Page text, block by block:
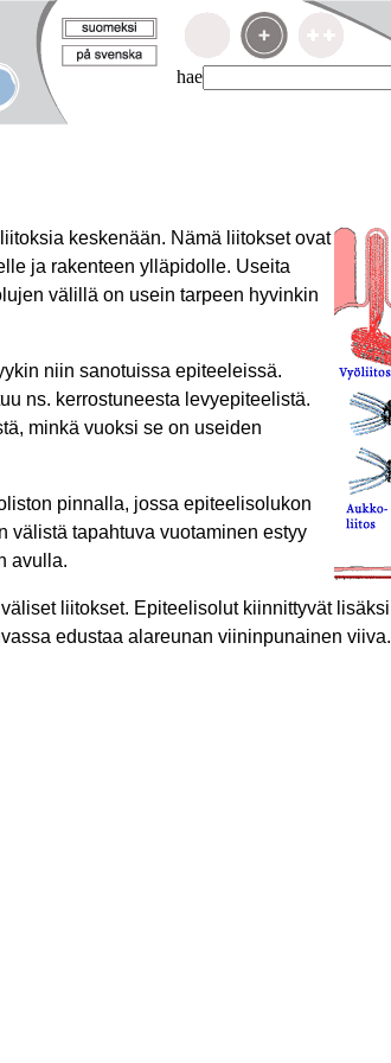
hae
keskenään. Nämä liitokset ovat
ja rakenteen ylläpidolle. Useita
välillä on usein tarpeen hyvinkin
niin sanotuissa epiteeleissä.
ns. kerrostuneesta levyepiteelistä.
minkä vuoksi se on useiden
pinnalla, jossa epiteelisolukon
välistä tapahtuva vuotaminen estyy
avulla.
liitokset. Epiteelisolut kiinnittyvät lisäksi
edustaa alareunan viininpunainen viiva.